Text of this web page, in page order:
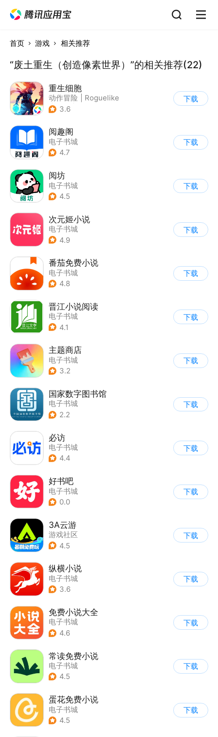
首页 游戏 相关推荐
“废土重生（创造像素世界）”的相关推荐(22)
重生细胞
动作冒险
Roguelike
| 探险
3.6
下载
阅趣阁
电子书城
4.7
下载
阅坊
电子书城
4.5
下载
次元姬小说
电子书城
4.9
下载
番茄免费小说
电子书城
4.8
下载
晋江小说阅读
电子书城
4.1
下载
主题商店
电子书城
3.2
下载
国家数字图书馆
电子书城
2.2
下载
必访
电子书城
4.4
下载
好书吧
电子书城
0.0
下载
3A云游
游戏社区
4.5
下载
纵横小说
电子书城
3.6
下载
免费小说大全
电子书城
4.6
下载
常读免费小说
电子书城
4.5
下载
蛋花免费小说
电子书城
4.5
下载